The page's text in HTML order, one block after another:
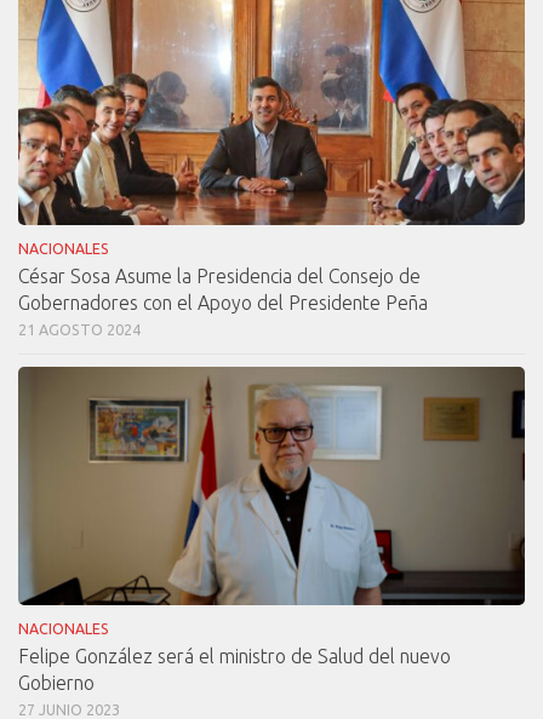
NACIONALES
César Sosa Asume la Presidencia del Consejo de
Gobernadores con el Apoyo del Presidente Peña
21 AGOSTO 2024
NACIONALES
Felipe González será el ministro de Salud del nuevo
Gobierno
27 JUNIO 2023